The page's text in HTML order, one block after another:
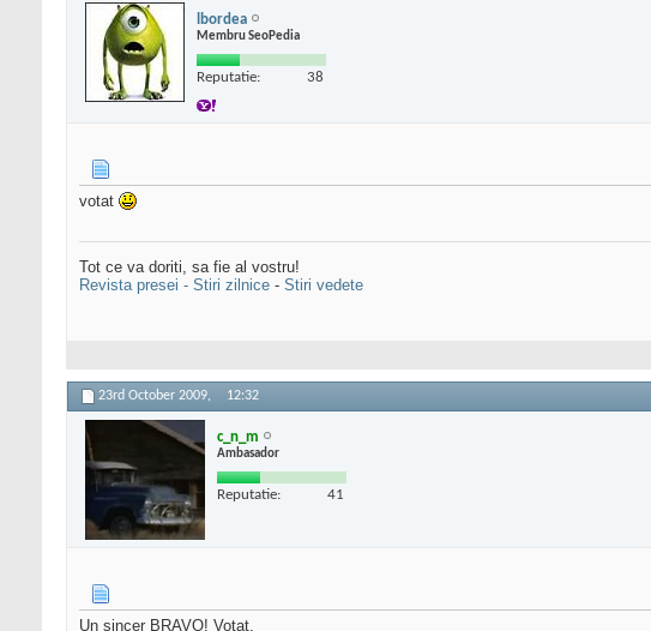
lbordea
Membru SeoPedia
Reputatie: 38
votat
Tot ce va doriti, sa fie al vostru!
Revista presei - Stiri zilnice - Stiri vedete
23rd October 2009, 12:32
c_n_m
Ambasador
Reputatie: 41
Un sincer BRAVO! Votat.